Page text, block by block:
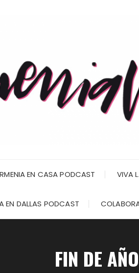
EN CASA PODCAST VIVA
EN DALLAS PODCAST
FIN DE